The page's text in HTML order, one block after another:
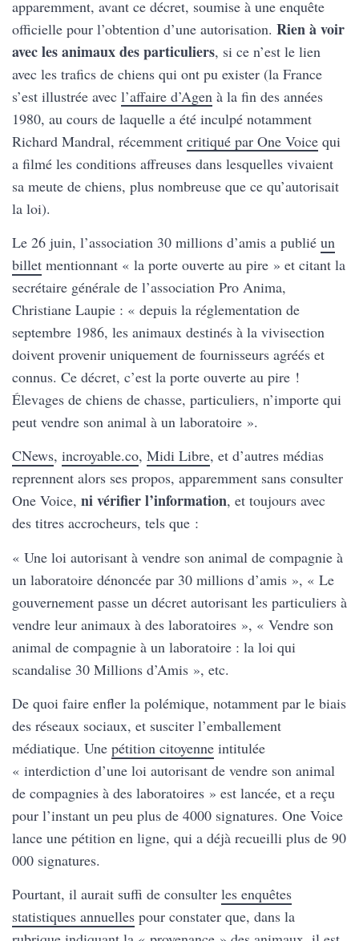
apparemment, avant ce décret, soumise à une enquête
officielle pour l’obtention d’une autorisation. Rien à voir
avec les animaux des particuliers, si ce n’est le lien
avec les trafics de chiens qui ont pu exister (la France
s’est illustrée avec l’affaire d’Agen à la fin des années
1980, au cours de laquelle a été inculpé notamment
Richard Mandral, récemment critiqué par One Voice qui
a filmé les conditions affreuses dans lesquelles vivaient
sa meute de chiens, plus nombreuse que ce qu’autorisait
la loi).
Le 26 juin, l’association 30 millions d’amis a publié un
billet mentionnant « la porte ouverte au pire » et citant la
secrétaire générale de l’association Pro Anima,
Christiane Laupie : « depuis la réglementation de
septembre 1986, les animaux destinés à la vivisection
doivent provenir uniquement de fournisseurs agréés et
connus. Ce décret, c’est la porte ouverte au pire !
Élevages de chiens de chasse, particuliers, n’importe qui
peut vendre son animal à un laboratoire ».
CNews, incroyable.co, Midi Libre, et d’autres médias
reprennent alors ses propos, apparemment sans consulter
One Voice, ni vérifier l’information, et toujours avec
des titres accrocheurs, tels que :
« Une loi autorisant à vendre son animal de compagnie à
un laboratoire dénoncée par 30 millions d’amis », « Le
gouvernement passe un décret autorisant les particuliers à
vendre leur animaux à des laboratoires », « Vendre son
animal de compagnie à un laboratoire : la loi qui
scandalise 30 Millions d’Amis », etc.
De quoi faire enfler la polémique, notamment par le biais
des réseaux sociaux, et susciter l’emballement
médiatique. Une pétition citoyenne intitulée
« interdiction d’une loi autorisant de vendre son animal
de compagnies à des laboratoires » est lancée, et a reçu
pour l’instant un peu plus de 4000 signatures. One Voice
lance une pétition en ligne, qui a déjà recueilli plus de 90
000 signatures.
Pourtant, il aurait suffi de consulter les enquêtes
statistiques annuelles pour constater que, dans la